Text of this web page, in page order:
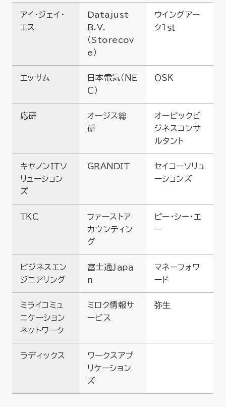
アイ・ジェイ・
エス
Datajust
B.V.
（Storecov
e）
ウイングアー
ク１ｓｔ
エッサム
日本電気（ＮＥ
Ｃ）
ＯＳＫ
応研
オージス総
研
オービックビ
ジネスコンサ
ルタント
キヤノンＩＴソ
リューション
ズ
ＧＲＡＮＤＩＴ
セイコーソリュ
ーションズ
ＴＫＣ
ファーストア
カウンティン
グ
ピー・シー・エ
ー
ビジネスエン
ジニアリング
富士通Ｊａｐａ
ｎ
マネーフォワ
ード
ミライコミュ
ニケーション
ネットワーク
ミロク情報サ
ービス
弥生
ラディックス
ワークスアプ
リケーション
ズ